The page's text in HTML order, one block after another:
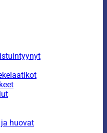
huovat